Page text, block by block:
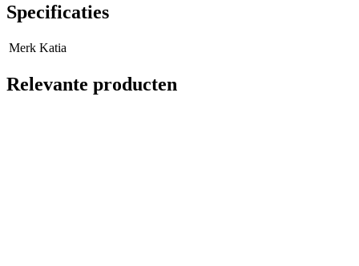
Specificaties
Merk Katia
Relevante producten